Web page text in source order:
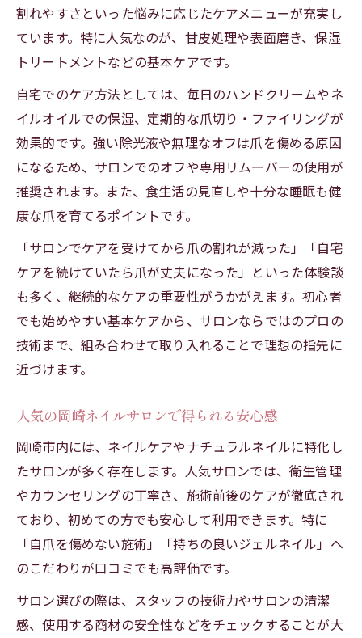
割れやすさといった悩みに応じたケアメニューが充実し
ています。特に人気なのが、甘皮処理や表面磨き、保湿
トリートメントなどの基本ケアです。
自宅でのケア方法としては、毎日のハンドクリームやネ
イルオイルでの保湿、定期的な爪切り・ファイリングが
効果的です。強い除光液や無理なオフは爪を傷める原因
になるため、サロンでのオフや専用リムーバーの使用が
推奨されます。また、食生活の見直しや十分な睡眠も健
康な爪を育てるポイントです。
「サロンでケアを受けてから爪の割れが減った」「自宅
ケアを続けていたら爪が丈夫になった」といった体験談
も多く、継続的なケアの重要性がうかがえます。初心者
でも始めやすい基本ケアから、サロンならではのプロの
技術まで、組み合わせて取り入れることで理想の指先に
近づけます。
人気の岡崎ネイルサロンで得られる安心感
岡崎市内には、ネイルケアやナチュラルネイルに特化し
たサロンが多く存在します。人気サロンでは、衛生管理
やカウンセリングの丁寧さ、施術前後のケアが徹底され
ており、初めての方でも安心して利用できます。特に
「自爪を傷めない施術」「持ちの良いジェルネイル」へ
のこだわりが口コミでも高評価です。
サロン選びの際は、スタッフの技術力やサロンの清潔
感、使用する商材の安全性などをチェックすることが大